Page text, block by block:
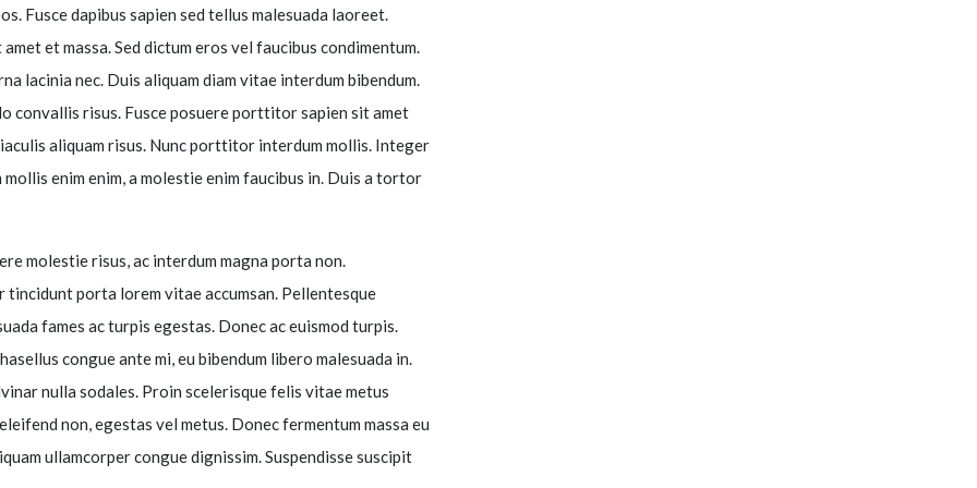
Fusce dapibus sapien sed tellus malesuada laoreet.
et massa. Sed dictum eros vel faucibus condimentum.
lacinia nec. Duis aliquam diam vitae interdum bibendum.
convallis risus. Fusce posuere porttitor sapien sit amet
aliquam risus. Nunc porttitor interdum mollis. Integer
enim enim, a molestie enim faucibus in. Duis a tortor
molestie risus, ac interdum magna porta non.
porta lorem vitae accumsan. Pellentesque
fames ac turpis egestas. Donec ac euismod turpis.
congue ante mi, eu bibendum libero malesuada in.
nulla sodales. Proin scelerisque felis vitae metus
non, egestas vel metus. Donec fermentum massa eu
ullamcorper congue dignissim. Suspendisse suscipit